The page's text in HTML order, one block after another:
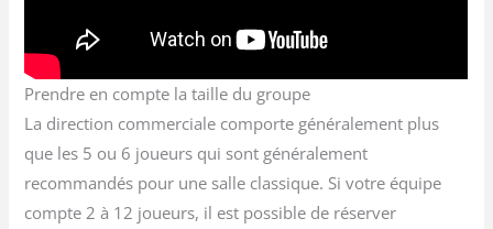
Prendre en compte la taille du groupe
La direction commerciale comporte généralement plus
que les 5 ou 6 joueurs qui sont généralement
recommandés pour une salle classique. Si votre équipe
compte 2 à 12 joueurs, il est possible de réserver